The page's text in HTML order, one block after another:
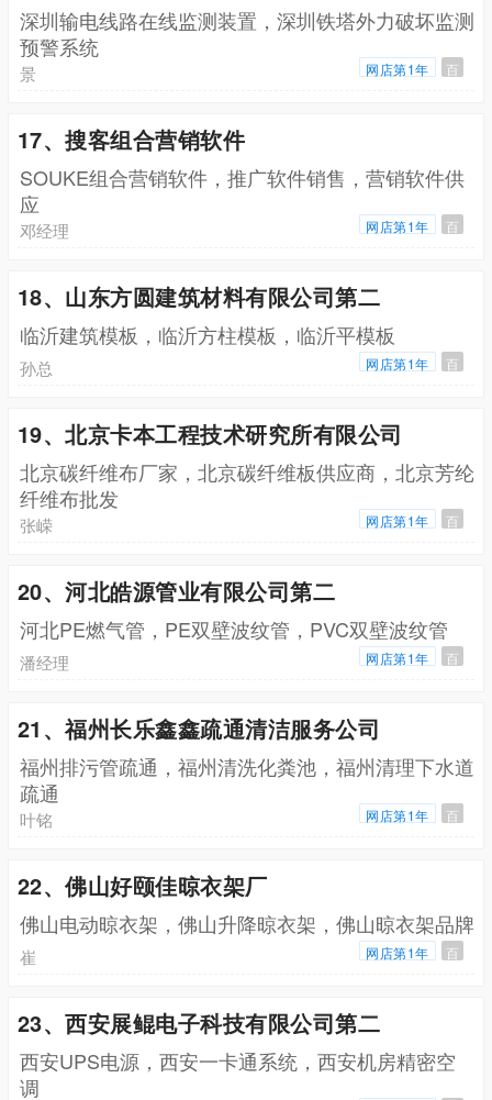
深圳输电线路在线监测装置，深圳铁塔外力破坏监测
预警系统
景 网店第1年 百
17、搜客组合营销软件
SOUKE组合营销软件，推广软件销售，营销软件供
应
邓经理 网店第1年 百
18、山东方圆建筑材料有限公司第二
临沂建筑模板，临沂方柱模板，临沂平模板
孙总 网店第1年 百
19、北京卡本工程技术研究所有限公司
北京碳纤维布厂家，北京碳纤维板供应商，北京芳纶
纤维布批发
张嵘 网店第1年 百
20、河北皓源管业有限公司第二
河北PE燃气管，PE双壁波纹管，PVC双壁波纹管
潘经理 网店第1年 百
21、福州长乐鑫鑫疏通清洁服务公司
福州排污管疏通，福州清洗化粪池，福州清理下水道
疏通
叶铭 网店第1年 百
22、佛山好颐佳晾衣架厂
佛山电动晾衣架，佛山升降晾衣架，佛山晾衣架品牌
崔 网店第1年 百
23、西安展鲲电子科技有限公司第二
西安UPS电源，西安一卡通系统，西安机房精密空
调